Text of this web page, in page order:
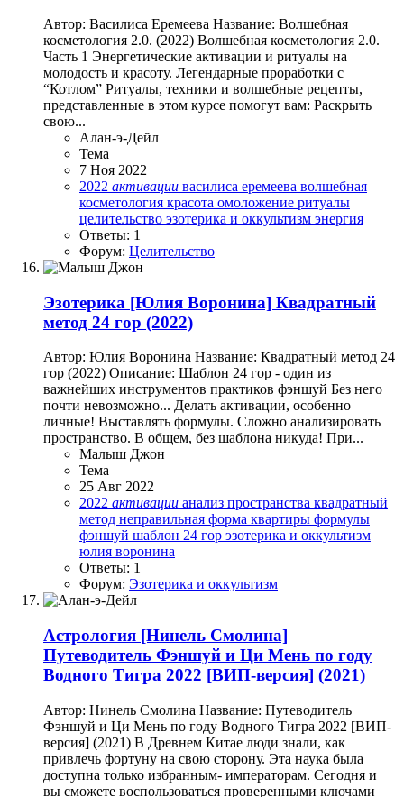
Автор: Василиса Еремеева Название: Волшебная
косметология 2.0. (2022) Волшебная косметология 2.0.
Часть 1 Энергетические активации и ритуалы на
молодость и красоту. Легендарные проработки с
“Котлом” Ритуалы, техники и волшебные рецепты,
представленные в этом курсе помогут вам: Раскрыть
свою...
Алан-э-Дейл
Тема
7 Ноя 2022
2022 активации василиса еремеева волшебная
косметология красота омоложение ритуалы
целительство эзотерика и оккультизм энергия
Ответы: 1
Форум: Целительство
Эзотерика [Юлия Воронина] Квадратный
метод 24 гор (2022)
Автор: Юлия Воронина Название: Квадратный метод 24
гор (2022) Описание: Шаблон 24 гор - один из
важнейших инструментов практиков фэншуй Без него
почти невозможно... Делать активации, особенно
личные! Выставлять формулы. Сложно анализировать
пространство. В общем, без шаблона никуда! При...
Малыш Джон
Тема
25 Авг 2022
2022 активации анализ пространства квадратный
метод неправильная форма квартиры формулы
фэншуй шаблон 24 гор эзотерика и оккультизм
юлия воронина
Ответы: 1
Форум: Эзотерика и оккультизм
Астрология [Нинель Смолина]
Путеводитель Фэншуй и Ци Мень по году
Водного Тигра 2022 [ВИП-версия] (2021)
Автор: Нинель Смолина Название: Путеводитель
Фэншуй и Ци Мень по году Водного Тигра 2022 [ВИП-
версия] (2021) В Древнем Китае люди знали, как
привлечь фортуну на свою сторону. Эта наука была
доступна только избранным- императорам. Сегодня и
вы сможете воспользоваться проверенными ключами